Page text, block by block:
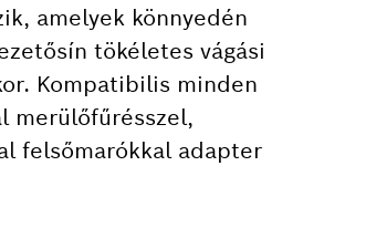
amelyek könnyedén
tökéletes vágási
Kompatibilis minden
merülőfűrésszel,
felsőmarókkal adapter